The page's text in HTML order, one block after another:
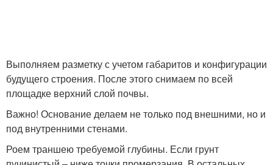
Выполняем разметку с учетом габаритов и конфигурации
будущего строения. После этого снимаем по всей
площадке верхний слой почвы.
Важно! Основание делаем не только под внешними, но и
под внутренними стенами.
Роем траншею требуемой глубины. Если грунт